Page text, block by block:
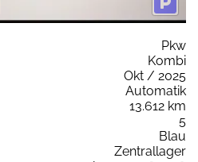
Pkw
Kombi
Okt / 2025
Automatik
13.612 km
5
Blau
Zentrallager